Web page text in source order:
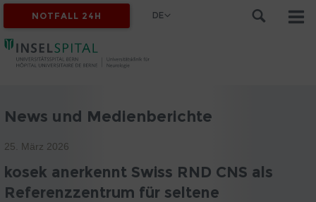
NOTFALL 24H DE
News und Medienberichte
25. März 2026
kosek anerkennt Swiss RND CNS als
Referenzzentrum für seltene